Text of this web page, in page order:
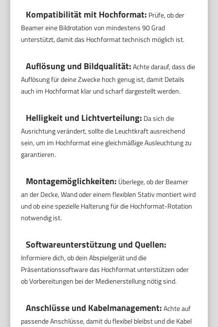
Kompatibilität mit Hochformat: Prüfe, ob der
Beamer eine Bildrotation von mindestens 90 Grad
unterstützt, damit das Hochformat technisch möglich ist.
Auflösung und Bildqualität:Achte darauf, dass die
Auflösung für deine Zwecke hoch genug ist, damit Details
auch im Hochformat klar und scharf dargestellt werden.
Helligkeit und Lichtverteilung: Da sich die
Ausrichtung verändert, sollte die Leuchtkraft ausreichend
sein, um im Hochformat eine gleichmäßige Ausleuchtung zu
garantieren.
Montagemöglichkeiten: Überlege, ob der Beamer
an der Decke, Wand oder einem flexiblen Stativ montiert wird
und ob eine spezielle Halterung für die Hochformat-Rotation
notwendig ist.
Softwareunterstützung und Quellen:
Informiere dich, ob dein Abspielgerät und die
Präsentationssoftware das Hochformat unterstützen oder
ob Vorbereitungen bei der Medienerstellung nötig sind.
Anschlüsse und Kabelmanagement:Achte auf
passende Anschlüsse, damit du flexibel bleibst und die Kabel